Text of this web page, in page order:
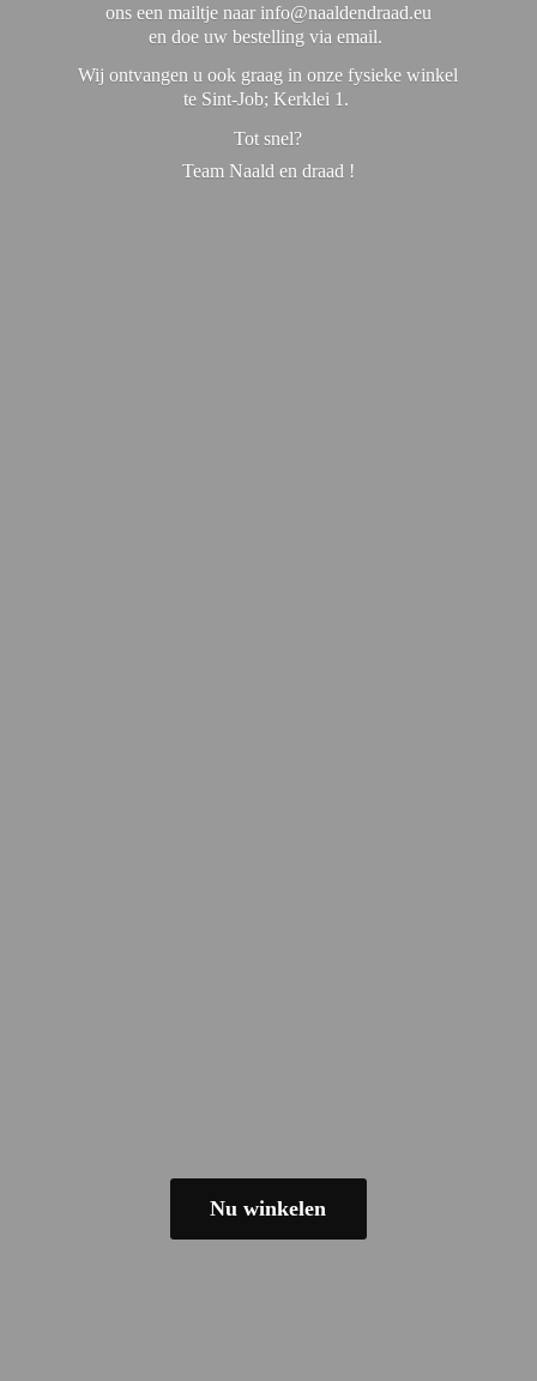
ons een mailtje naar info@naaldendraad.eu
en doe uw bestelling via email.
Wij ontvangen u ook graag in onze fysieke winkel
te Sint-Job; Kerklei 1.
Tot snel?
Team Naald en draad !
Nu winkelen